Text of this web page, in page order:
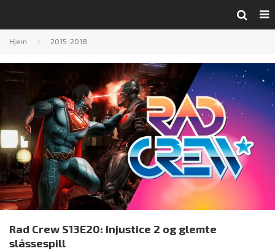
Hjem 2015-2018
Rad Crew S13E20: Injustice 2 og glemte
slåssespill